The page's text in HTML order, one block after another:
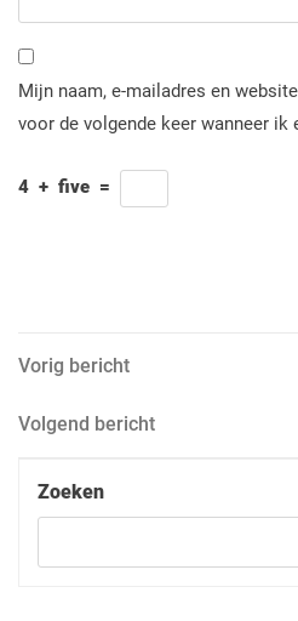
Mijn naam, e-mailadres en
voor de volgende keer wanneer ik
4 + five =
Berichtnavigatie
Vorig
Vorig bericht
Volgend
Volgend bericht
Zoeken